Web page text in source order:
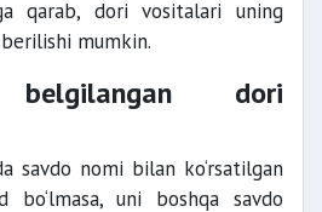
qarab, dori vositalari uning
mumkin.
belgilangan dori
savdo nomi bilan ko‘rsatilgan
bo‘lmasa, uni boshqa savdo